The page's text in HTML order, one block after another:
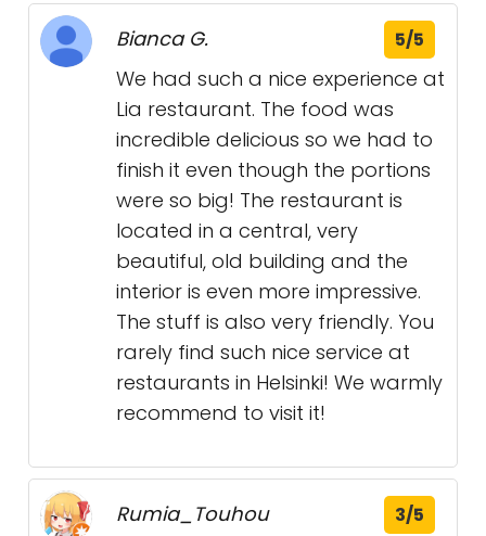
Bianca G. 5/5
We had such a nice experience at
Lia restaurant. The food was
incredible delicious so we had to
finish it even though the portions
were so big! The restaurant is
located in a central, very
beautiful, old building and the
interior is even more impressive.
The stuff is also very friendly. You
rarely find such nice service at
restaurants in Helsinki! We warmly
recommend to visit it!
Rumia_Touhou 3/5